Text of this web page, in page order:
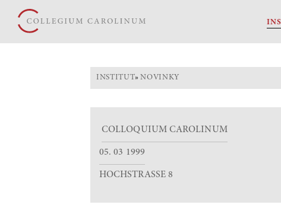
INSTITUT»NOVINKY
COLLOQUIUM CAROLINUM
05. 03 1999
HOCHSTRASSE 8